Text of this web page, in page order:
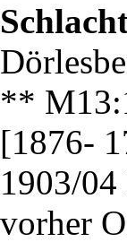
**
[1876-
1903/
vorher